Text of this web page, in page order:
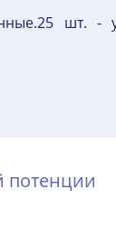
шт. -
потенции